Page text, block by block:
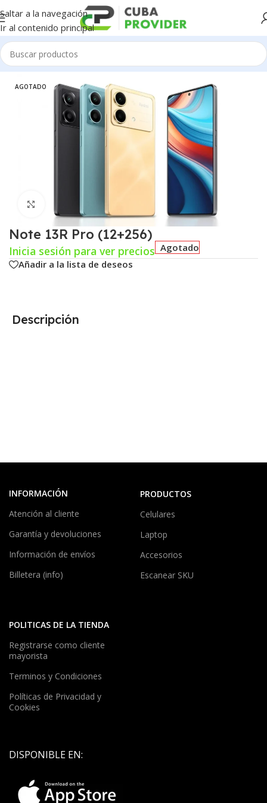
Saltar a la navegación
Ir al contenido principal
Inicio/Celulares/Xiaomi
AGOTADO
Note 13R Pro (12+256)
Inicia sesión para ver precios Agotado
Añadir a la lista de deseos
Descripción
INFORMACIÓN
Atención al cliente
Garantía y devoluciones
Información de envíos
Billetera (info)
PRODUCTOS
Celulares
Laptop
Accesorios
Escanear SKU
POLITICAS DE LA TIENDA
Registrarse como cliente
mayorista
Terminos y Condiciones
Políticas de Privacidad y
Cookies
DISPONIBLE EN: